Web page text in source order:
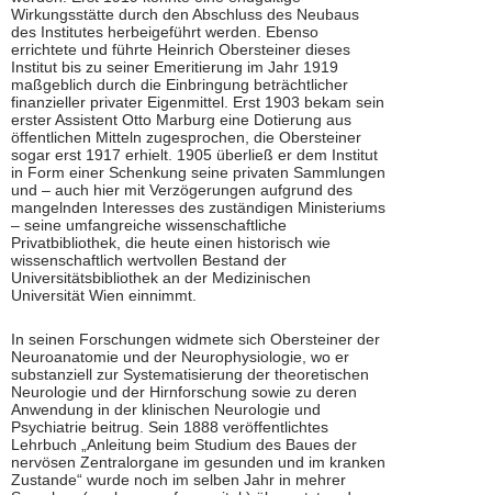
Wirkungsstätte durch den Abschluss des Neubaus
des Institutes herbeigeführt werden. Ebenso
errichtete und führte Heinrich Obersteiner dieses
Institut bis zu seiner Emeritierung im Jahr 1919
maßgeblich durch die Einbringung beträchtlicher
finanzieller privater Eigenmittel. Erst 1903 bekam sein
erster Assistent Otto Marburg eine Dotierung aus
öffentlichen Mitteln zugesprochen, die Obersteiner
sogar erst 1917 erhielt. 1905 überließ er dem Institut
in Form einer Schenkung seine privaten Sammlungen
und – auch hier mit Verzögerungen aufgrund des
mangelnden Interesses des zuständigen Ministeriums
– seine umfangreiche wissenschaftliche
Privatbibliothek, die heute einen historisch wie
wissenschaftlich wertvollen Bestand der
Universitätsbibliothek an der Medizinischen
Universität Wien einnimmt.
In seinen Forschungen widmete sich Obersteiner der
Neuroanatomie und der Neurophysiologie, wo er
substanziell zur Systematisierung der theoretischen
Neurologie und der Hirnforschung sowie zu deren
Anwendung in der klinischen Neurologie und
Psychiatrie beitrug. Sein 1888 veröffentlichtes
Lehrbuch „Anleitung beim Studium des Baues der
nervösen Zentralorgane im gesunden und im kranken
Zustande“ wurde noch im selben Jahr in mehrer